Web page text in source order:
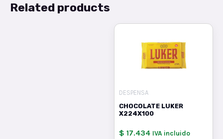
Related products
DESPENSA
CHOCOLATE LUKER
X224X100
$ 17.434 IVA incluido